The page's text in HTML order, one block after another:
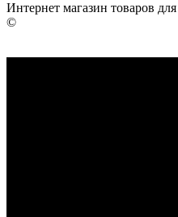
Интернет магазин товаров
©